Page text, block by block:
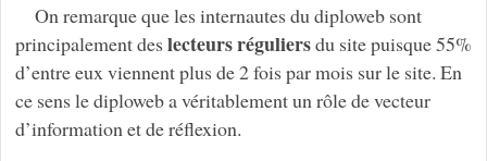
On remarque que les internautes du diploweb sont
principalement des lecteurs réguliersdu site puisque 55%
d’entre eux viennent plus de 2 fois par mois sur le site. En
ce sens le diploweb a véritablement un rôle de vecteur
d’information et de réflexion.